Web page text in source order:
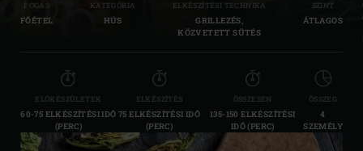
FOGÁS
FŐÉTEL
KATEGÓRIA
HÚS
ELKÉSZÍTÉSI TECHNIKA
GRILLEZÉS,
KÖZVETETT SÜTÉS
SZINT
ÁTLAGOS
ELŐKÉSZÜLETEK
60-75 ELKÉSZÍTÉSI IDŐ
(PERC)
ELKÉSZÍTÉS
75 ELKÉSZÍTÉSI IDŐ
(PERC)
ÖSSZESEN
135-150 ELKÉSZÍTÉSI
IDŐ (PERC)
ÖSSZEG
4
SZEMÉLY